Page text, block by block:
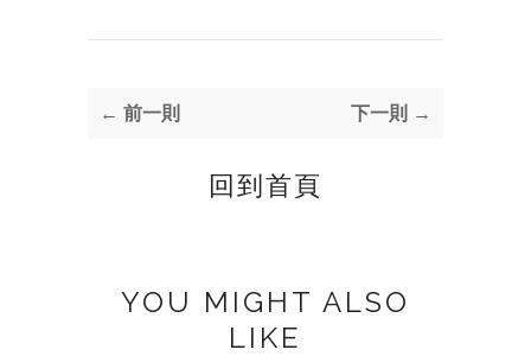
← 前一則 下一則 →
回到首頁
YOU MIGHT ALSO
LIKE